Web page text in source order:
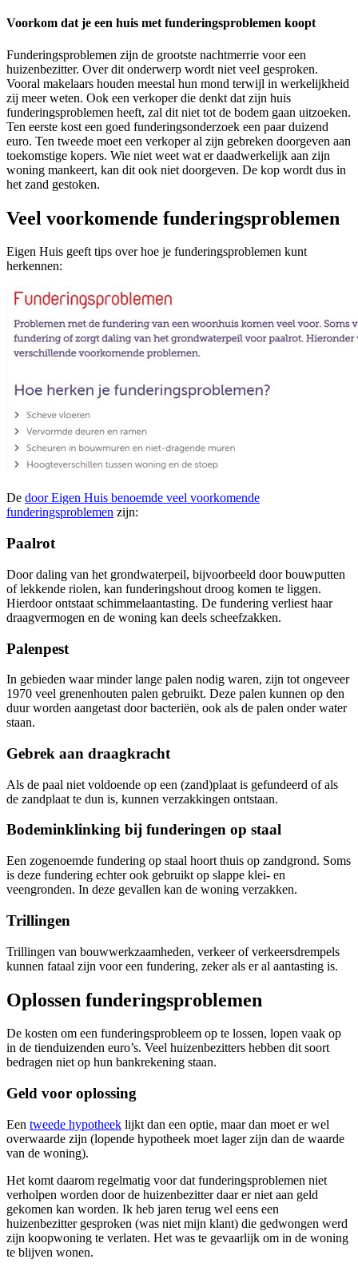
Voorkom dat je een huis met funderingsproblemen koopt
Funderingsproblemen zijn de grootste nachtmerrie voor een
huizenbezitter. Over dit onderwerp wordt niet veel gesproken.
Vooral makelaars houden meestal hun mond terwijl in werkelijkheid
zij meer weten. Ook een verkoper die denkt dat zijn huis
funderingsproblemen heeft, zal dit niet tot de bodem gaan uitzoeken.
Ten eerste kost een goed funderingsonderzoek een paar duizend
euro. Ten tweede moet een verkoper al zijn gebreken doorgeven aan
toekomstige kopers. Wie niet weet wat er daadwerkelijk aan zijn
woning mankeert, kan dit ook niet doorgeven. De kop wordt dus in
het zand gestoken.
Veel voorkomende funderingsproblemen
Eigen Huis geeft tips over hoe je funderingsproblemen kunt
herkennen:
De door Eigen Huis benoemde veel voorkomende
funderingsproblemen zijn:
Paalrot
Door daling van het grondwaterpeil, bijvoorbeeld door bouwputten
of lekkende riolen, kan funderingshout droog komen te liggen.
Hierdoor ontstaat schimmelaantasting. De fundering verliest haar
draagvermogen en de woning kan deels scheefzakken.
Palenpest
In gebieden waar minder lange palen nodig waren, zijn tot ongeveer
1970 veel grenenhouten palen gebruikt. Deze palen kunnen op den
duur worden aangetast door bacteriën, ook als de palen onder water
staan.
Gebrek aan draagkracht
Als de paal niet voldoende op een (zand)plaat is gefundeerd of als
de zandplaat te dun is, kunnen verzakkingen ontstaan.
Bodeminklinking bij funderingen op staal
Een zogenoemde fundering op staal hoort thuis op zandgrond. Soms
is deze fundering echter ook gebruikt op slappe klei- en
veengronden. In deze gevallen kan de woning verzakken.
Trillingen
Trillingen van bouwwerkzaamheden, verkeer of verkeersdrempels
kunnen fataal zijn voor een fundering, zeker als er al aantasting is.
Oplossen funderingsproblemen
De kosten om een funderingsprobleem op te lossen, lopen vaak op
in de tienduizenden euro’s. Veel huizenbezitters hebben dit soort
bedragen niet op hun bankrekening staan.
Geld voor oplossing
Een tweede hypotheek lijkt dan een optie, maar dan moet er wel
overwaarde zijn (lopende hypotheek moet lager zijn dan de waarde
van de woning).
Het komt daarom regelmatig voor dat funderingsproblemen niet
verholpen worden door de huizenbezitter daar er niet aan geld
gekomen kan worden. Ik heb jaren terug wel eens een
huizenbezitter gesproken (was niet mijn klant) die gedwongen werd
zijn koopwoning te verlaten. Het was te gevaarlijk om in de woning
te blijven wonen.